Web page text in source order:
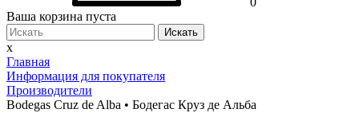
Ваша корзина пуста
Искать
x
Главная
Информация для покупателя
Производители
Bodegas Cruz de Alba • Бодегас Круз де Альба